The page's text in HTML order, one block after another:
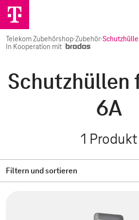
Telekom Zubehörshop·Zubehör·
In Kooperation mit
Schutzhüllen
6A
1 Produkt
Filtern und sortieren